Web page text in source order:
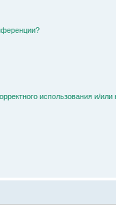
использования и/